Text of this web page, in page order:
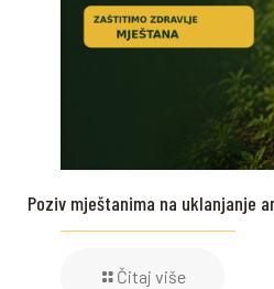
Poziv mještanima na uklanjanje
Čitaj više